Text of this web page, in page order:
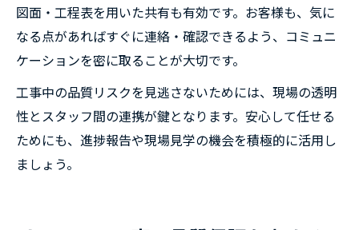
図面・工程表を用いた共有も有効です。お客様も、気に
なる点があればすぐに連絡・確認できるよう、コミュニ
ケーションを密に取ることが大切です。
工事中の品質リスクを見逃さないためには、現場の透明
性とスタッフ間の連携が鍵となります。安心して任せる
ためにも、進捗報告や現場見学の機会を積極的に活用し
ましょう。